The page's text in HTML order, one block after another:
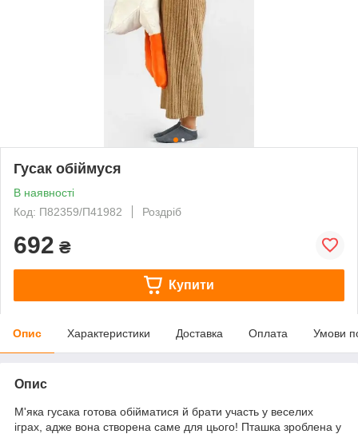
Гусак обіймуся
В наявності
Код: П82359/П41982
Роздріб
692 ₴
Купити
Опис Характеристики Доставка Оплата Умови
Опис
М'яка гусака готова обійматися й брати участь у веселих
іграх, адже вона створена саме для цього! Пташка зроблена у